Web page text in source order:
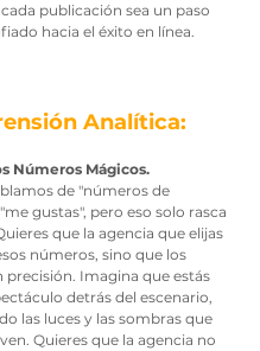
publicación sea un paso
hacia el éxito en línea.
Analítica:
Números Mágicos.
de "números de
gustas", pero eso solo rasca
que la agencia que elijas
números, sino que los
precisión. Imagina que estás
detrás del escenario,
las luces y las sombras que
Quieres que la agencia no